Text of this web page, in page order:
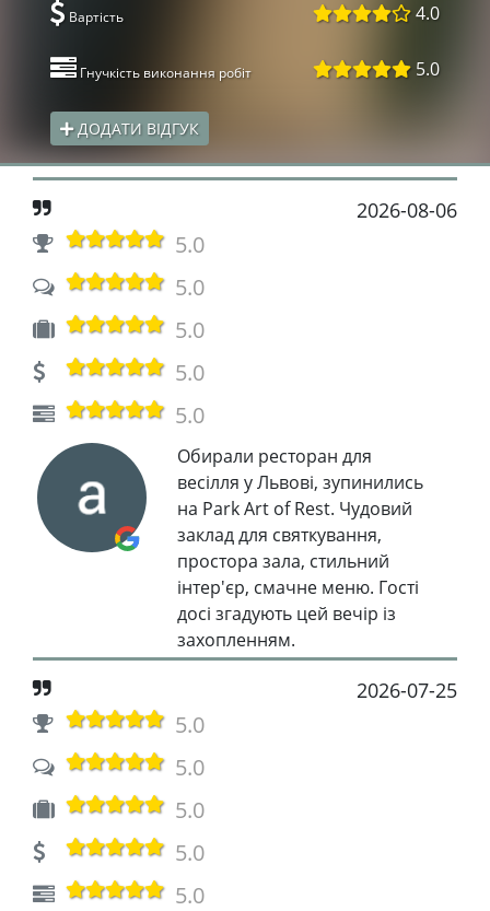
Вартість 4.0
Гнучкість виконання робіт 5.0
ДОДАТИ ВІДГУК
2026-08-06
5.0
5.0
5.0
5.0
5.0
Обирали ресторан для
весілля у Львові, зупинились
на Park Art of Rest. Чудовий
заклад для святкування,
простора зала, стильний
інтер'єр, смачне меню. Гості
досі згадують цей вечір із
захопленням.
2026-07-25
5.0
5.0
5.0
5.0
5.0